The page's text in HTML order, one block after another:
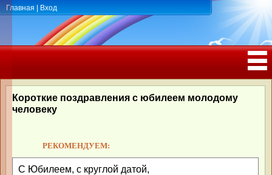
Главная Вход
РОЖДЕНИЯ, ЮБИЛЕЕМ
Короткие поздравления с юбилеем молодому
человеку
РЕКОМЕНДУЕМ:
С Юбилеем, с круглой датой,